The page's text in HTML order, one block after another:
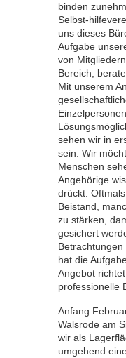
binden
Selbst-
uns dieses
Aufgabe
von
Bereich,
Mit unserem
sehen wir in
sein. Wir
Menschen
Angehörige
drückt.
Beistand,
zu stärken,
gesichert
hat die
Angebot
professionelle
Anfang
Walsrode am
wir als
umgehend